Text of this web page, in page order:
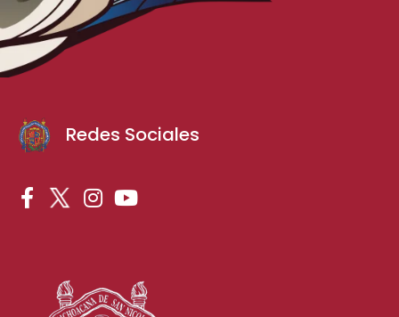
Redes Sociales